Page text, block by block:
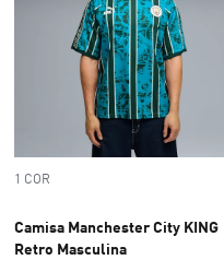
1 COR
Camisa Manchester City KING
Retro Masculina